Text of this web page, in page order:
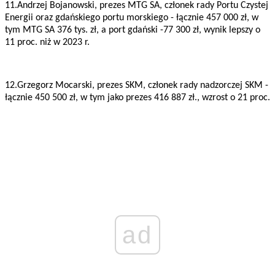
11.Andrzej Bojanowski, prezes MTG SA, członek rady Portu Czystej
Energii oraz gdańskiego portu morskiego - łącznie 457 000 zł, w
tym MTG SA 376 tys. zł, a port gdański -77 300 zł, wynik lepszy o
11 proc. niż w 2023 r.
12.Grzegorz Mocarski, prezes SKM, członek rady nadzorczej SKM -
łącznie 450 500 zł, w tym jako prezes 416 887 zł., wzrost o 21 proc.
ad